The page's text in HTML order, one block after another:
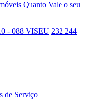
Quanto Vale o seu
- 088 VISEU 232 244
de Serviço